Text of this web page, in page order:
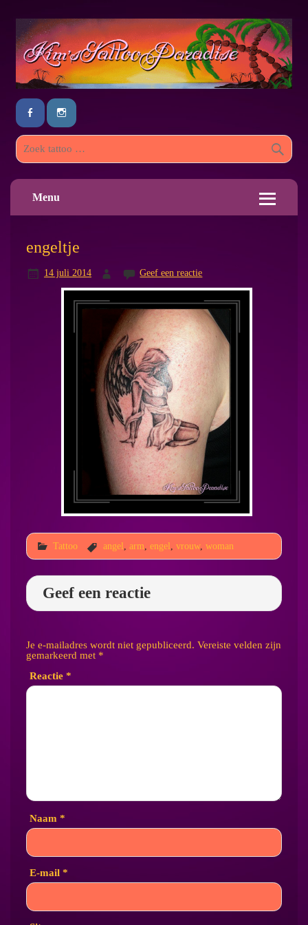
Menu
engeltje
14 juli 2014 Geef een reactie
Tattoo angel arm engel vrouw, woman
Geef een reactie
Je e-mailadres wordt niet gepubliceerd. Vereiste velden zijn
gemarkeerd met *
Reactie *
Naam *
E-mail *